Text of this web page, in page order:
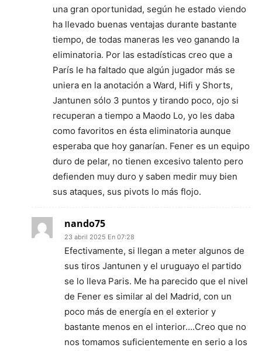
una gran oportunidad, según he estado viendo
ha llevado buenas ventajas durante bastante
tiempo, de todas maneras les veo ganando la
eliminatoria. Por las estadísticas creo que a
París le ha faltado que algún jugador más se
uniera en la anotación a Ward, Hifi y Shorts,
Jantunen sólo 3 puntos y tirando poco, ojo si
recuperan a tiempo a Maodo Lo, yo les daba
como favoritos en ésta eliminatoria aunque
esperaba que hoy ganarían. Fener es un equipo
duro de pelar, no tienen excesivo talento pero
defienden muy duro y saben medir muy bien
sus ataques, sus pivots lo más flojo.
nando75
23 abril 2025 En 07:28
Efectivamente, si llegan a meter algunos de
sus tiros Jantunen y el uruguayo el partido
se lo lleva Paris. Me ha parecido que el nivel
de Fener es similar al del Madrid, con un
poco más de energía en el exterior y
bastante menos en el interior….Creo que no
nos tomamos suficientemente en serio a los